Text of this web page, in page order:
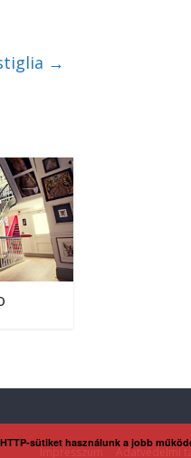
→
Adatvédelmi
sütiket használunk a jobb